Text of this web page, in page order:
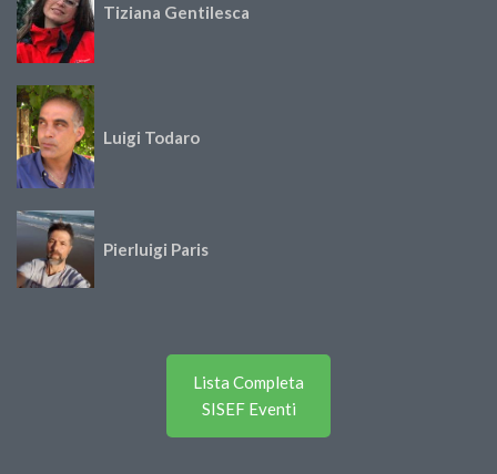
Tiziana Gentilesca
Luigi Todaro
Pierluigi Paris
Lista Completa
SISEF Eventi